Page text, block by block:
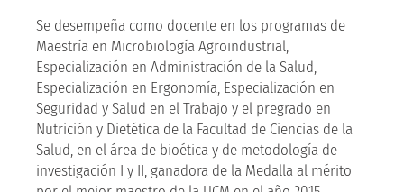
Se desempeña como docente en los programas de
Maestría en Microbiología Agroindustrial,
Especialización en Administración de la Salud,
Especialización en Ergonomía, Especialización en
Seguridad y Salud en el Trabajo y el pregrado en
Nutrición y Dietética de la Facultad de Ciencias de la
Salud, en el área de bioética y de metodología de
investigación I y II, ganadora de la Medalla al mérito